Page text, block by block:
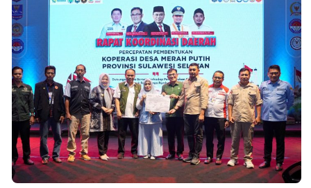
Peristiwa
Olahraga
Ekonomi
Memori